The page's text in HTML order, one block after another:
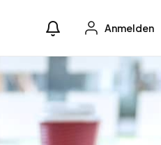
Anmelden